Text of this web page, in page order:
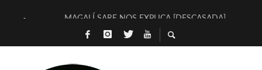
MAGALÍ SARE NOS EXPLICA [DESCASADA]
«NO TENGO PUTOS SUEÑOS»